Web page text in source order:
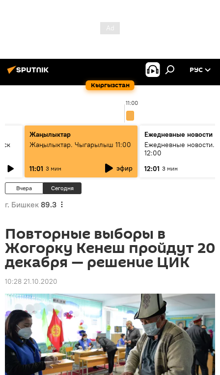
Кыргызстан
РУС
11:00
Жаңылыктар
Жаңылыктар. Чыгарылыш 11:00
11:01 3 мин эфир
Ежедневные новости
Ежедневные новости.
12:00
12:01 3 мин
Вчера Сегодня
г. Бишкек 89.3
Повторные выборы в
Жогорку Кенеш пройдут 20
декабря — решение ЦИК
10:28 21.10.2020